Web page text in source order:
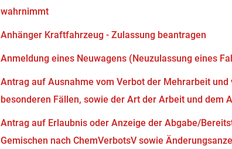
wahrnimmt
Anhänger Kraftfahrzeug - Zulassung beantragen
Anmeldung eines Neuwagens (Neuzulassung eines
Antrag auf Ausnahme vom Verbot der Mehrarbeit
besonderen Fällen, sowie der Art der Arbeit und dem
Antrag auf Erlaubnis oder Anzeige der Abgabe/
Gemischen nach ChemVerbotsV sowie